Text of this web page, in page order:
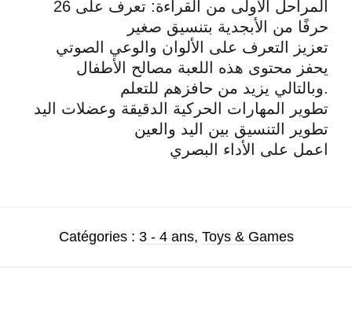
المراحل الأولى من القراءة: تعرف على 26
حرفًا من الأبجدية بتنسيق صغير
تعزيز التعرف على الألوان والوعي الصوتي
يحفز محتوى هذه اللعبة مصالح الأطفال
وبالتالي يزيد من حافزهم للتعلم.
تطوير المهارات الحركية الدقيقة وعضلات اليد
تطوير التنسيق بين اليد والعين
اعمل على الأداء البصري
Catégories : 3 - 4 ans, Toys & Games